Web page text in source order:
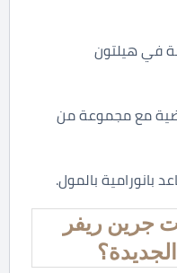
في هيلتون
مع مجموعة من
بانورامية بالمول.
جرين ريفر